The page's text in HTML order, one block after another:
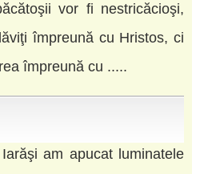
vor fi nestricăcioşi,
împreună cu Hristos, ci
împreună cu .....
am apucat luminatele